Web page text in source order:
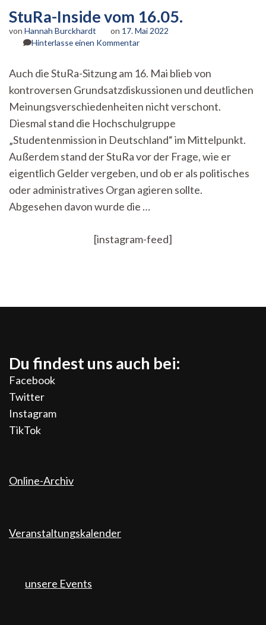
StuRa-Inside vom 16.05.
von Hannah Burckhardt on 17. Mai 2022
Hinterlasse einen Kommentarzu
vom
16.05.
Auch die StuRa-Sitzung am 16. Mai blieb von
kontroversen Grundsatzdiskussionen und deutlichen
Meinungsverschiedenheiten nicht verschont.
Diesmal stand die Hochschulgruppe
„Studentenmission in Deutschland“ im Mittelpunkt.
Außerdem stand der StuRa vor der Frage, wie er
eigentlich Gelder vergeben, und ob er als politisches
oder administratives Organ agieren sollte.
Abgesehen davon wurde die …
[instagram-feed]
Du findest uns auch bei:
Facebook
Twitter
Instagram
TikTok
Online-Archiv
Veranstaltungskalender
unsere Events